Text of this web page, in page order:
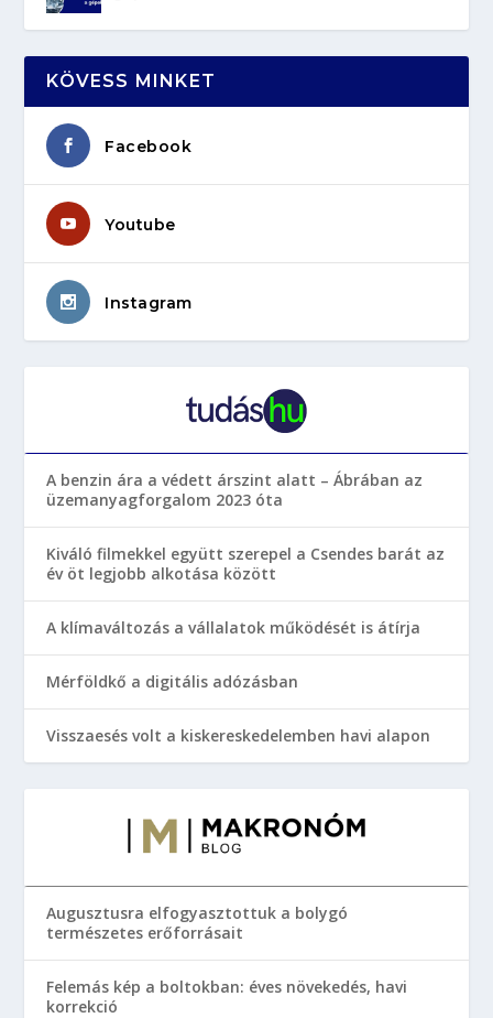
KÖVESS MINKET
Facebook
Youtube
Instagram
A benzin ára a védett árszint alatt – Ábrában az
üzemanyagforgalom 2023 óta
Kiváló filmekkel együtt szerepel a Csendes barát az
év öt legjobb alkotása között
A klímaváltozás a vállalatok működését is átírja
Mérföldkő a digitális adózásban
Visszaesés volt a kiskereskedelemben havi alapon
Augusztusra elfogyasztottuk a bolygó
természetes erőforrásait
Felemás kép a boltokban: éves növekedés, havi
korrekció